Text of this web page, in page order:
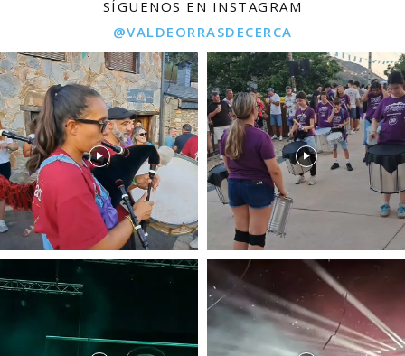
SÍGUENOS EN INSTAGRAM
@VALDEORRASDECERCA